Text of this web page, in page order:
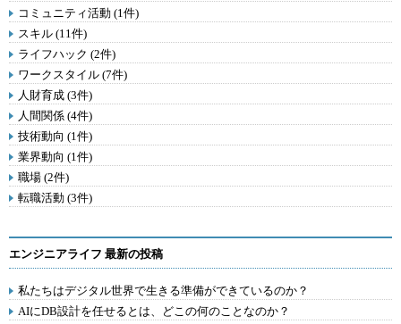
コミュニティ活動 (1件)
スキル (11件)
ライフハック (2件)
ワークスタイル (7件)
人財育成 (3件)
人間関係 (4件)
技術動向 (1件)
業界動向 (1件)
職場 (2件)
転職活動 (3件)
エンジニアライフ 最新の投稿
私たちはデジタル世界で生きる準備ができているのか？
AIにDB設計を任せるとは、どこの何のことなのか？